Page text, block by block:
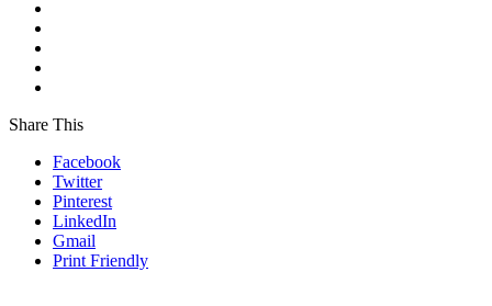
Share This
Facebook
Twitter
Pinterest
LinkedIn
Gmail
Print Friendly